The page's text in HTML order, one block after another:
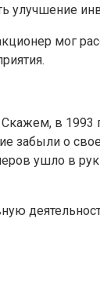
улучшение
мог
в
забыли о
ушло в